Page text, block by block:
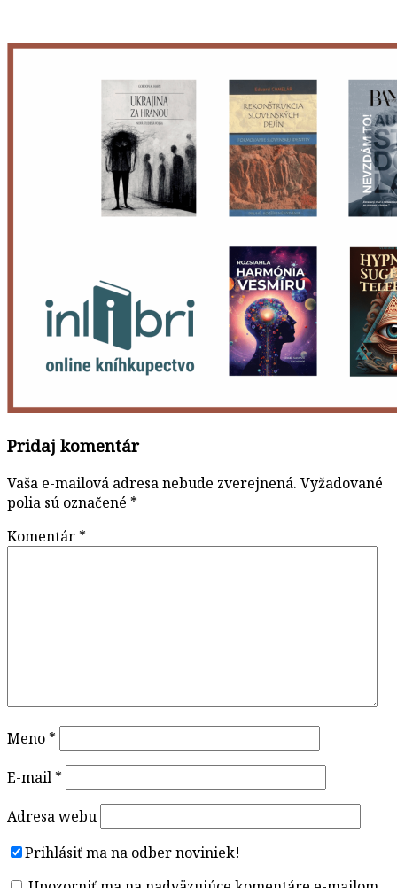
Pridaj komentár
Vaša e-mailová adresa nebude zverejnená. Vyžadované
polia sú označené *
Komentár *
Meno *
E-mail *
Adresa webu
Prihlásiť ma na odber noviniek!